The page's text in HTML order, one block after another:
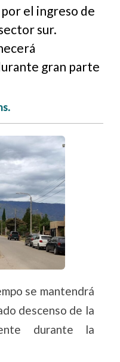
el ingreso de
sur.
gran parte
se mantendrá
descenso de la
durante la